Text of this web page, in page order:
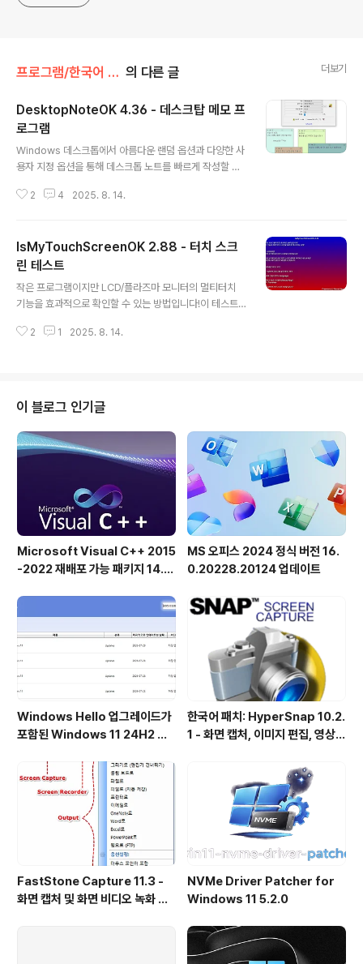
프로그램/한국어 패치 의 다른 글 더보기
DesktopNoteOK 4.36 - 데스크탑 메모 프
로그램
Windows 데스크톱에서 아름다운 랜덤 옵션과 다양한 사
용자 지정 옵션을 통해 데스크톱 노트를 빠르게 작성할 수
용자의 요청에 따라 만들어졌으며, 여기서는 MS 스토어를
합니다. 휴대용 및/또는 설치 가능한 버전으로서!데스크톱
노트 프로그램의 주요 기능◆ 데스크톱 노트를 위한 다양
한 테마◆ 무작위 배경 및 텍스트 색상◆ 데스크톱 노트의
투명성 옵션◆ 크기 변경 가능◆ 사용자 지정 배경 색상기
용량◆ 트레이를 통해 비활성화 가능◆ 선택적 번역 함수
2 4 2025. 8. 14.
IsMyTouchScreenOK 2.88 - 터치 스크
린 테스트
작은 프로그램이지만 LCD/플라즈마 모니터의 멀티터치
기능을 효과적으로 확인할 수 있는 방법입니다!이 테스트
e IsMyTouchScreenOK를 사용하면 터치 모니터에 불
사용할 수 있습니다. 제조업체에 터치 포인트 결함이 있다
는 알림을 받은 후 교체품을 받을 수 있습니다.터치스크린
의 모든 영역을 하나 이상의 손가락으로 터치하고 테스트
하면 터치스크린에 오류가 없는지 확인할 수 있습니다!►
► 이 터치스크린 테스트는 Windows OS에서 어떻게 작
동하나요?주요 특징:◆ 터치스크린 테..
2 1 2025. 8. 14.
이 블로그 인기글
Microsoft Visual C++ 2015
-2022 재배포 가능 패키지 14.5
MS 오피스 2024 정식 버전 16.
0.20228.20124 업데이트
Windows Hello 업그레이드가
포함된 Windows 11 24H2 및
한국어 패치: HyperSnap 10.2.
1 - 화면 캡처, 이미지 편집, 영상
FastStone Capture 11.3 -
화면 캡처 및 화면 비디오 녹화 도
NVMe Driver Patcher for
Windows 11 5.2.0